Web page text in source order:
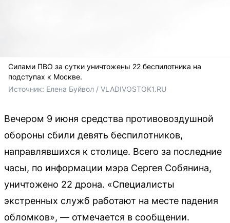
Силами ПВО за сутки уничтожены 22 беспилотника на
подступах к Москве.
Источник: Елена Буйвол / VLADIVOSTOK1.RU
Вечером 9 июня средства противовоздушной
обороны сбили девять беспилотников,
направлявшихся к столице. Всего за последние
часы, по информации мэра Сергея Собянина,
уничтожено 22 дрона. «Специалисты
экстренных служб работают на месте падения
обломков», — отмечается в сообщении.